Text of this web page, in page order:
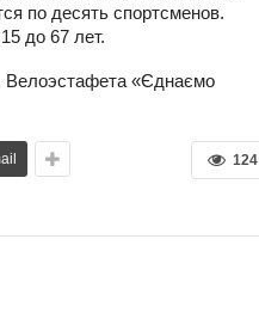
по десять спортсменов.
до 67 лет.
Велоэстафета «Єднаємо
124